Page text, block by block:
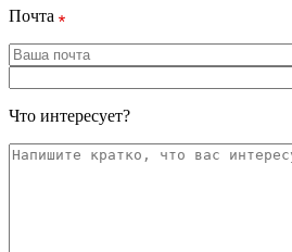
Почта
Что интересует?